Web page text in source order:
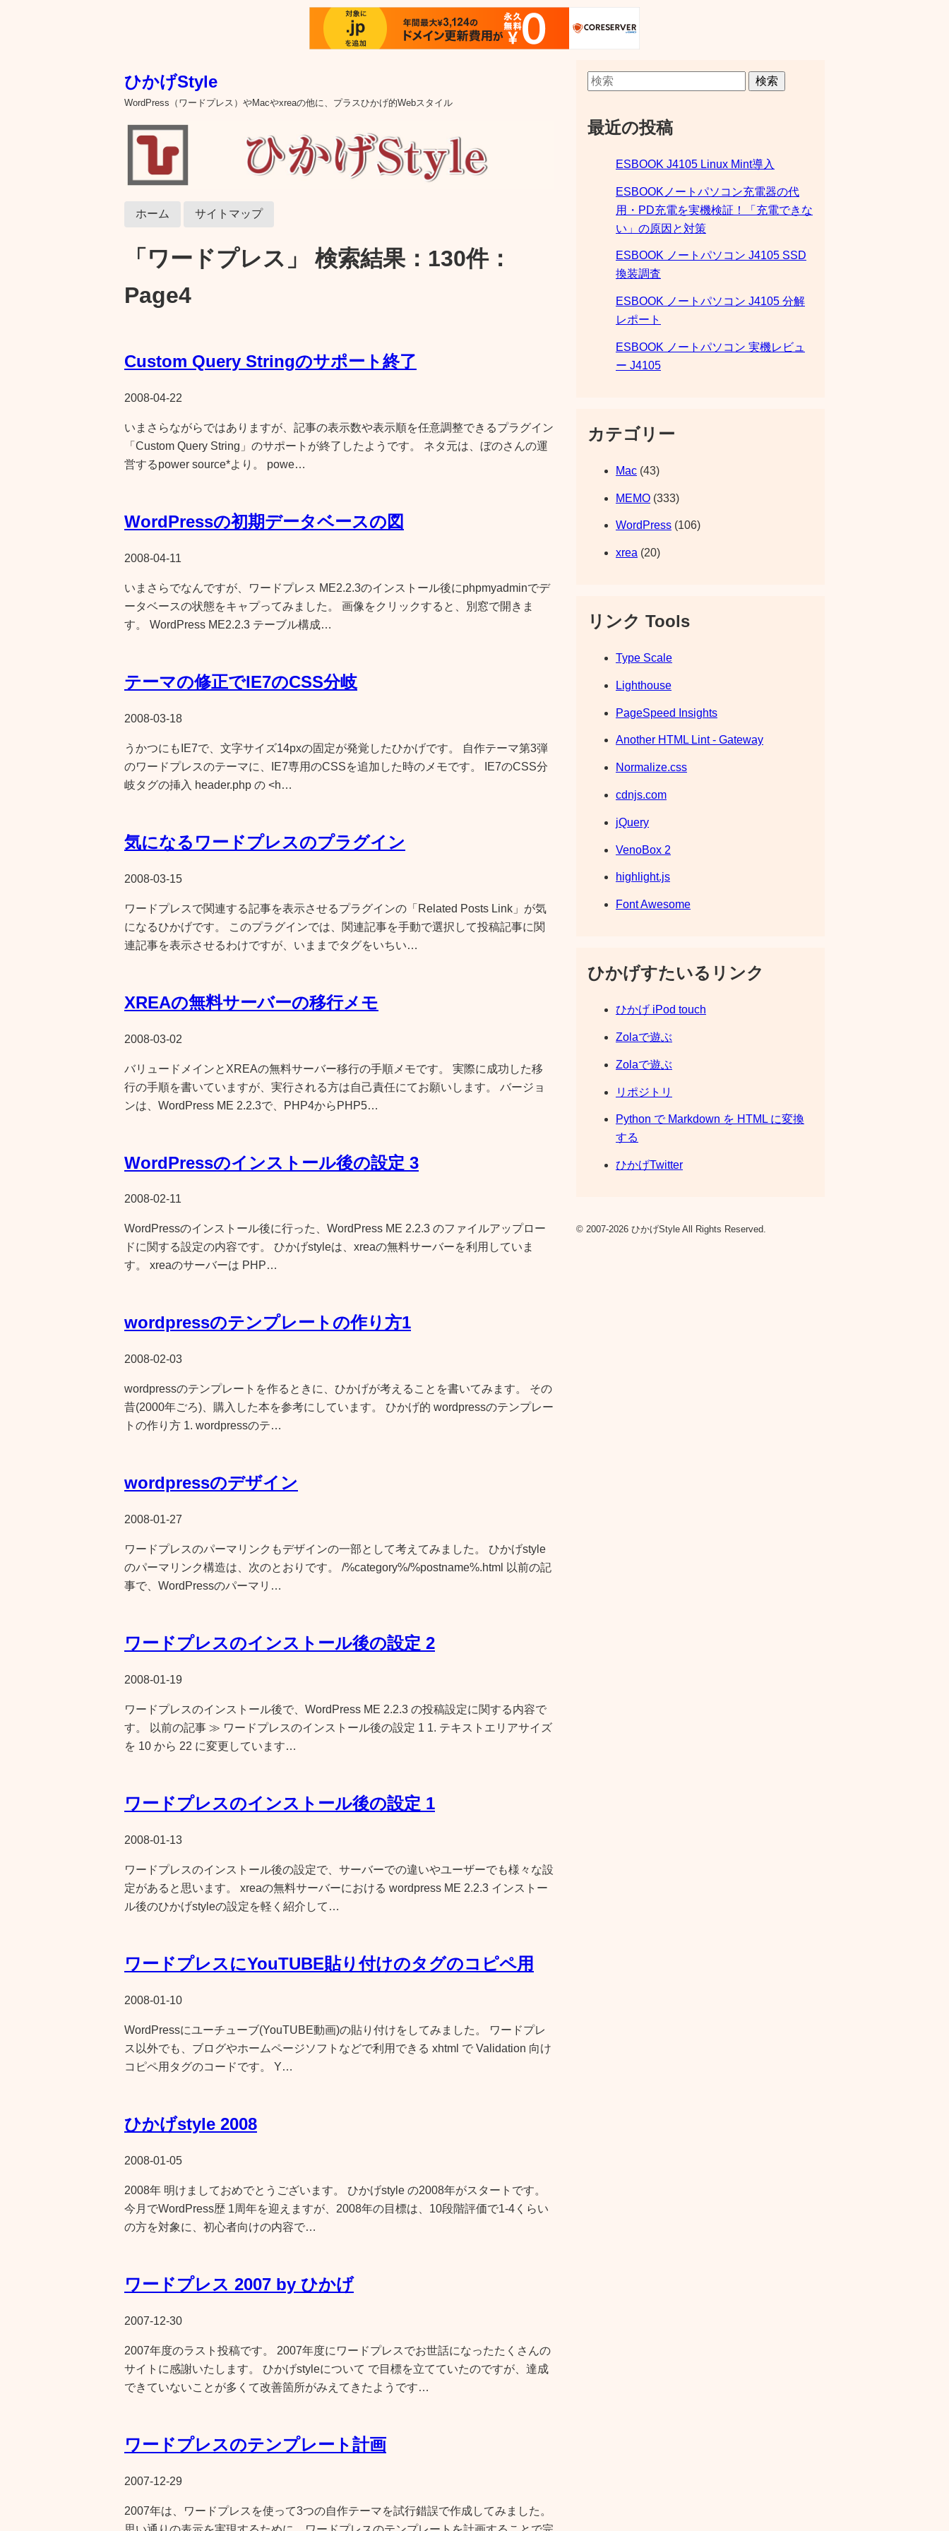
ひかげStyle
WordPress（ワードプレス）やMacやxreaの他に、プラスひかげ的Webスタイル
ホーム サイトマップ
「ワードプレス」 検索結果：130件：
Page4
Custom Query Stringのサポート終了
2008-04-22
いまさらながらではありますが、記事の表示数や表示順を任意調整できるプラグイン
「Custom Query String」のサポートが終了したようです。 ネタ元は、ぼのさんの運
営するpower source*より。 powe…
WordPressの初期データベースの図
2008-04-11
いまさらでなんですが、ワードプレス ME2.2.3のインストール後にphpmyadminでデ
ータベースの状態をキャプってみました。 画像をクリックすると、別窓で開きま
す。 WordPress ME2.2.3 テーブル構成…
テーマの修正でIE7のCSS分岐
2008-03-18
うかつにもIE7で、文字サイズ14pxの固定が発覚したひかげです。 自作テーマ第3弾
のワードプレスのテーマに、IE7専用のCSSを追加した時のメモです。 IE7のCSS分
岐タグの挿入 header.php の <h…
気になるワードプレスのプラグイン
2008-03-15
ワードプレスで関連する記事を表示させるプラグインの「Related Posts Link」が気
になるひかげです。 このプラグインでは、関連記事を手動で選択して投稿記事に関
連記事を表示させるわけですが、いままでタグをいちい…
XREAの無料サーバーの移行メモ
2008-03-02
バリュードメインとXREAの無料サーバー移行の手順メモです。 実際に成功した移
行の手順を書いていますが、実行される方は自己責任にてお願いします。 バージョ
ンは、WordPress ME 2.2.3で、PHP4からPHP5…
WordPressのインストール後の設定 3
2008-02-11
WordPressのインストール後に行った、WordPress ME 2.2.3 のファイルアップロー
ドに関する設定の内容です。 ひかげstyleは、xreaの無料サーバーを利用していま
す。 xreaのサーバーは PHP…
wordpressのテンプレートの作り方1
2008-02-03
wordpressのテンプレートを作るときに、ひかげが考えることを書いてみます。 その
昔(2000年ごろ)、購入した本を参考にしています。 ひかげ的 wordpressのテンプレー
トの作り方 1. wordpressのテ…
wordpressのデザイン
2008-01-27
ワードプレスのパーマリンクもデザインの一部として考えてみました。 ひかげstyle
のパーマリンク構造は、次のとおりです。 /%category%/%postname%.html 以前の記
事で、WordPressのパーマリ…
ワードプレスのインストール後の設定 2
2008-01-19
ワードプレスのインストール後で、WordPress ME 2.2.3 の投稿設定に関する内容で
す。 以前の記事 ≫ ワードプレスのインストール後の設定 1 1. テキストエリアサイズ
を 10 から 22 に変更しています…
ワードプレスのインストール後の設定 1
2008-01-13
ワードプレスのインストール後の設定で、サーバーでの違いやユーザーでも様々な設
定があると思います。 xreaの無料サーバーにおける wordpress ME 2.2.3 インストー
ル後のひかげstyleの設定を軽く紹介して…
ワードプレスにYouTUBE貼り付けのタグのコピペ用
2008-01-10
WordPressにユーチューブ(YouTUBE動画)の貼り付けをしてみました。 ワードプレ
ス以外でも、ブログやホームページソフトなどで利用できる xhtml で Validation 向け
コピペ用タグのコードです。 Y…
ひかげstyle 2008
2008-01-05
2008年 明けましておめでとうございます。 ひかげstyle の2008年がスタートです。
今月でWordPress歴 1周年を迎えますが、2008年の目標は、10段階評価で1-4くらい
の方を対象に、初心者向けの内容で…
ワードプレス 2007 by ひかげ
2007-12-30
2007年度のラスト投稿です。 2007年度にワードプレスでお世話になったたくさんの
サイトに感謝いたします。 ひかげstyleについて で目標を立てていたのですが、達成
できていないことが多くて改善箇所がみえてきたようです…
ワードプレスのテンプレート計画
2007-12-29
2007年は、ワードプレスを使って3つの自作テーマを試行錯誤で作成してみました。
検索
最近の投稿
ESBOOK J4105 Linux Mint導入
ESBOOKノートパソコン充電器の代
用・PD充電を実機検証！「充電できな
い」の原因と対策
ESBOOK ノートパソコン J4105 SSD
換装調査
ESBOOK ノートパソコン J4105 分解
レポート
ESBOOK ノートパソコン 実機レビュ
ー J4105
カテゴリー
Mac (43)
MEMO (333)
WordPress (106)
xrea (20)
リンク Tools
Type Scale
Lighthouse
PageSpeed Insights
Another HTML Lint - Gateway
Normalize.css
cdnjs.com
jQuery
VenoBox 2
highlight.js
Font Awesome
ひかげすたいるリンク
ひかげ iPod touch
Zolaで遊ぶ
Zolaで遊ぶ
リポジトリ
Python で Markdown を HTML に変換
する
ひかげTwitter
© 2007-2026 ひかげStyle All Rights Reserved.